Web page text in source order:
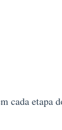
cada etapa